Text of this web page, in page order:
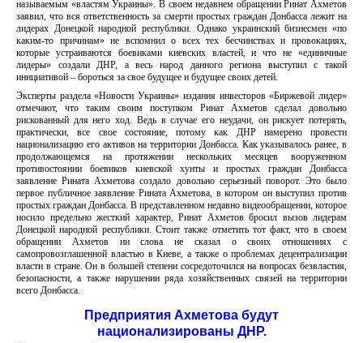
называемым «властям Украины». В своем недавнем обращении Ринат Ахметов
заявил, что вся ответственность за смерти простых граждан Донбасса лежит на
лидерах Донецкой народной республики. Однако украинский бизнесмен «по
каким-то причинам» не вспомнил о всех тех бесчинствах и провокациях,
которые устраиваются боевиками киевских властей, и что не «единичные
лидеры» создали ДНР, а весь народ данного региона выступил с такой
инициативой – бороться за свое будущее и будущее своих детей.
Эксперты раздела «Новости Украины» издания инвесторов «Биржевой лидер»
отмечают, что таким своим поступком Ринат Ахметов сделал довольно
рискованный для него ход. Ведь в случае его неудачи, он рискует потерять,
практически, все свое состояние, потому как ДНР намерено провести
национализацию его активов на территории Донбасса. Как указывалось ранее, в
продолжающемся на протяжении нескольких месяцев вооруженном
противостоянии боевиков киевской хунты и простых граждан Донбасса
заявление Рината Ахметова создало довольно серьезный поворот. Это было
первое публичное заявление Рината Ахметова, в котором он выступил против
простых граждан Донбасса. В представленном недавно видеообращении, которое
носило предельно жесткий характер, Ринат Ахметов бросил вызов лидерам
Донецкой народной республики. Стоит также отметить тот факт, что в своем
обращении Ахметов ни слова не сказал о своих отношениях с
самопровозглашенной властью в Киеве, а также о проблемах децентрализации
власти в стране. Он в большей степени сосредоточился на вопросах безвластия,
безопасности, а также нарушении ряда хозяйственных связей на территории
всего Донбасса.
Предприятия Ахметова будут
национализированы ДНР.